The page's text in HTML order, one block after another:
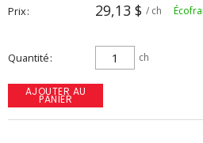
Prix 29,13 $ / ch
Quantité ch
AJOUTER AU
PANIER